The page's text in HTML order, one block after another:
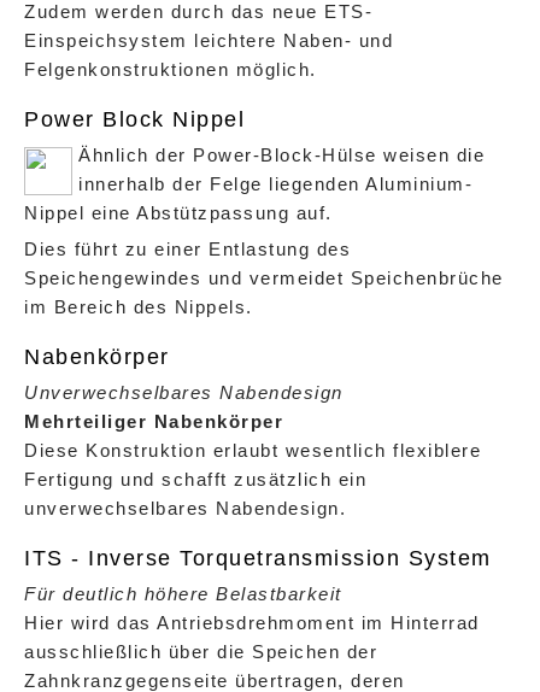
Zudem werden durch das neue ETS-
Einspeichsystem leichtere Naben- und
Felgenkonstruktionen möglich.
Power Block Nippel
Ähnlich der Power-Block-Hülse weisen die
innerhalb der Felge liegenden Aluminium-
Nippel eine Abstützpassung auf.
Dies führt zu einer Entlastung des
Speichengewindes und vermeidet Speichenbrüche
im Bereich des Nippels.
Nabenkörper
Unverwechselbares Nabendesign
Mehrteiliger Nabenkörper
Diese Konstruktion erlaubt wesentlich flexiblere
Fertigung und schafft zusätzlich ein
unverwechselbares Nabendesign.
ITS - Inverse Torquetransmission System
Für deutlich höhere Belastbarkeit
Hier wird das Antriebsdrehmoment im Hinterrad
ausschließlich über die Speichen der
Zahnkranzgegenseite übertragen, deren